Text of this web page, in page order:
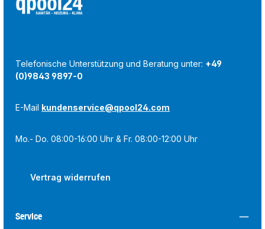
Telefonische Unterstützung und Beratung unter: +49
(0)9843 9897-0
E-Mail kundenservice@qpool24.com
Mo.- Do. 08:00-16:00 Uhr & Fr. 08:00-12:00 Uhr
Vertrag widerrufen
Service